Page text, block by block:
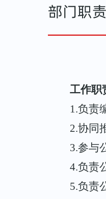
部门职责
工作职
1.负责
2.协同
3.参与
4.负责
5.负责